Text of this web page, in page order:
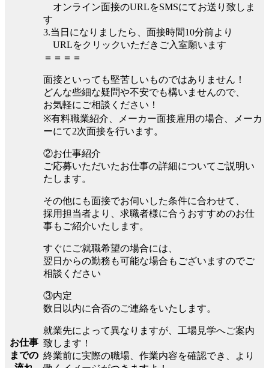
お仕事
までの
オンライン面接のURLをSMSにてお送り致しま
す
3.当日になりましたら、面接時間10分前より
URLをクリックいただきご入室願います
＝＝＝＝
面接といっても堅苦しいものではありません！
どんな些細な疑問や不安でも構いませんので、
お気軽にご相談ください！
※有料職業紹介、メーカー面接雇用の場合、メーカ
ーにて2次面接を行います。
②お仕事紹介
ご応募いただいたお仕事の詳細についてご説明い
たします。
その他にも面接でお伺いした条件に合わせて、
採用担当者より、求職者様に合うおすすめのお仕
事もご紹介いたします。
すぐにご就職希望の場合には、
翌日からの勤務も可能な場合もございますのでご
相談ください
③内定
数日以内に合否のご連絡をいたします。
就業先によって異なりますが、工場見学へご案内
致します！
終業前に実際の職場、作業内容を確認でき、より